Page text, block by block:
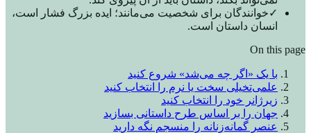
✓خوانندگان برای شخصیت می‌مانند؛ ایده بزرگ فشار است،
انسان داستان است.
On this page
با یک «اگر چه می‌شد» شروع کنید
علمی‌تخیلی سخت یا نرم را انتخاب کنید
زیرژانر خود را انتخاب کنید
جهان را بر اساس طرح داستانی بسازید
عنصر گمانه‌زنانه را منسجم نگه دارید